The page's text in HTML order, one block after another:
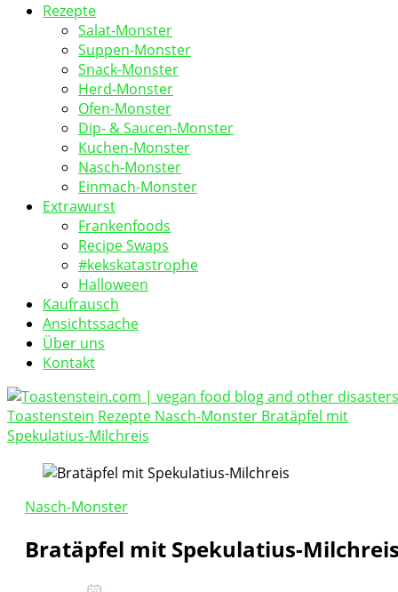
Rezepte
Salat-Monster
Suppen-Monster
Snack-Monster
Herd-Monster
Ofen-Monster
Dip- & Saucen-Monster
Kuchen-Monster
Nasch-Monster
Einmach-Monster
Extrawurst
Frankenfoods
Recipe Swaps
#kekskatastrophe
Halloween
Kaufrausch
Ansichtssache
Über uns
Kontakt
Toastenstein.com
vegan food blog
Toastenstein Rezepte Nasch-Monster Bratäpfel mit
Spekulatius-Milchreis
Nasch-Monster
Bratäpfel mit Spekulatius-